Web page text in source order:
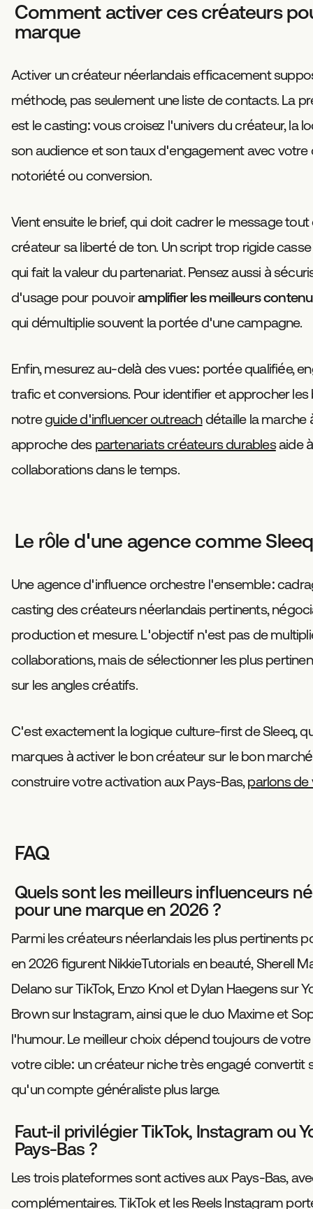
Comment activer ces créateurs
marque
Activer un créateur néerlandais efficacement
méthode, pas seulement une liste de contacts. La
est le casting: vous croisez l'univers du créateur, la
son audience et son taux d'engagement avec votre
notoriété ou conversion.
Vient ensuite le brief, qui doit cadrer le message tout
créateur sa liberté de ton. Un script trop rigide
qui fait la valeur du partenariat. Pensez aussi à
d'usage pour pouvoiramplifier les meilleurs
qui démultiplie souvent la portée d'une campagne.
Enfin, mesurez au-delà des vues: portée qualifiée,
trafic et conversions. Pour identifier et approcher les
notreguide d'influencer outreachdétaille la marche
approche des partenariats créateurs durablesaide
collaborations dans le temps.
Le rôle d'une agence comme Sleeq
Une agence d'influence orchestre l'ensemble:
casting des créateurs néerlandais pertinents,
production et mesure. L'objectif n'est pas de
collaborations, mais de sélectionner les plus
sur les angles créatifs.
C'est exactement la logique culture-first de Sleeq,
marques à activer le bon créateur sur le bon
construire votre activation aux Pays-Bas,parlons
FAQ
Quels sont les meilleurs influenceurs
pour une marque en 2026 ?
Parmi les créateurs néerlandais les plus pertinents
en 2026 figurent NikkieTutorials en beauté, Sherell
Delano sur TikTok, Enzo Knol et Dylan Haegens sur
Brown sur Instagram, ainsi que le duo Maxime et
l'humour. Le meilleur choix dépend toujours de
votre cible: un créateur niche très engagé convertit
qu'un compte généraliste plus large.
Faut-il privilégier TikTok, Instagram ou
Pays-Bas ?
Les trois plateformes sont actives aux Pays-Bas,
complémentaires. TikTok et les Reels Instagram